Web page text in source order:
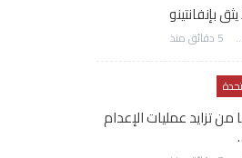
بإنفانتينو
AWATEF ABDELHAMED 5 دقائق منذ
تزايد عمليات الإعدام